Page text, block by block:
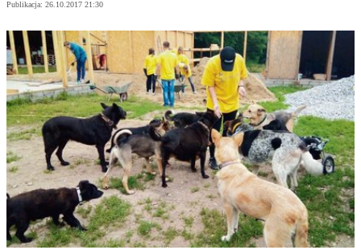
Publikacja: 26.10.2017 21:30